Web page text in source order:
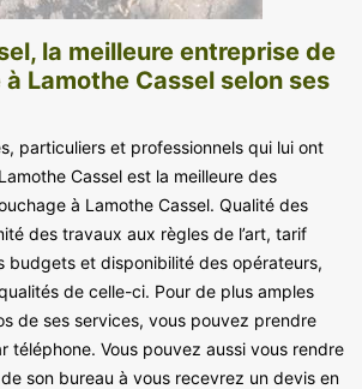
la meilleure entreprise de
Lamothe Cassel selon ses
particuliers et professionnels qui lui ont
Cassel est la meilleure des
à Lamothe Cassel. Qualité des
des travaux aux règles de l’art, tarif
budgets et disponibilité des opérateurs,
de celle-ci. Pour de plus amples
de ses services, vous pouvez prendre
téléphone. Vous pouvez aussi vous rendre
son bureau à vous recevrez un devis en